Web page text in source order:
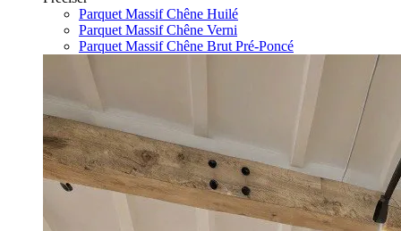
Parquet Massif Chêne Huilé
Parquet Massif Chêne Verni
Parquet Massif Chêne Brut Pré-Poncé